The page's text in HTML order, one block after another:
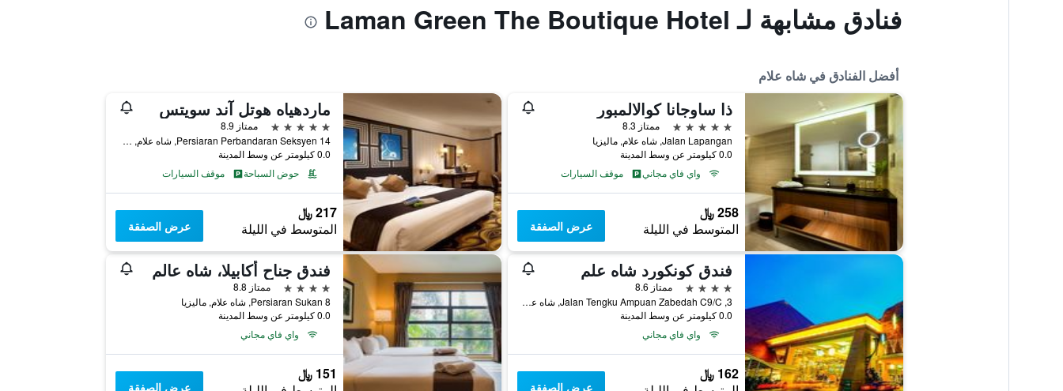
فنادق مشابهة لـ Laman Green The Boutique Hotel
أفضل الفنادق في شاه علام
ذا ساوجانا كوالالمبور
5 نجوم
ممتاز 8.3
Jalan Lapangan, شاه علام, ماليزيا
0.0 كيلومتر عن وسط المدينة
واي فاي مجاني
موقف السيارات
258 ﷼
المتوسط في الليلة عرض الصفقة
ماردهياه هوتل آند سويتس
5 نجوم
ممتاز 8.9
Persiaran Perbandaran Seksyen 14, شاه علام, ماليزيا
0.0 كيلومتر عن وسط المدينة
حوض السباحة
موقف السيارات
217 ﷼
المتوسط في الليلة عرض الصفقة
فندق كونكورد شاه علم
4 نجوم
ممتاز 8.6
3, Jalan Tengku Ampuan Zabedah C9/C, شاه علام, ماليزيا
0.0 كيلومتر عن وسط المدينة
واي فاي مجاني
162 ﷼
عرض الصفقة
فندق جناح أكابيلا، شاه عالم
4 نجوم
ممتاز 8.8
8 Persiaran Sukan, شاه علام, ماليزيا
0.0 كيلومتر عن وسط المدينة
واي فاي مجاني
151 ﷼
عرض الصفقة